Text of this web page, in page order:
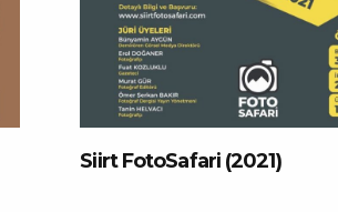
Siirt FotoSafari (2021)